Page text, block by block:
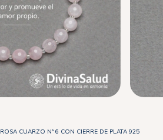
ROSA CUARZO N° 6 CON CIERRE DE PLATA 925